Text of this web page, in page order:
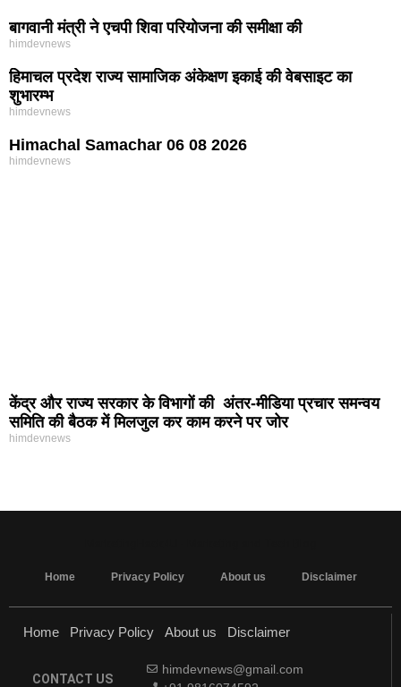
बागवानी मंत्री ने एचपी शिवा परियोजना की समीक्षा की
himdevnews
हिमाचल प्रदेश राज्य सामाजिक अंकेक्षण इकाई की वेबसाइट का
शुभारम्भ
himdevnews
Himachal Samachar 06 08 2026
himdevnews
केंद्र और राज्य सरकार के विभागों की अंतर-मीडिया प्रचार समन्वय
समिति की बैठक में मिलजुल कर काम करने पर जोर
himdevnews
Home Privacy Policy About us Disclaimer
Home Privacy Policy About us Disclaimer
CONTACT US
himdevnews@gmail.com